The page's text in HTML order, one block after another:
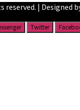
| Designed
Twitter